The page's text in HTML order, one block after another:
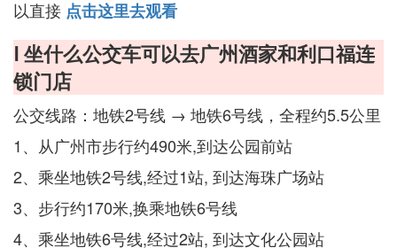
以直接 点击这里去观看
Ⅰ 坐什么公交车可以去广州酒家和利口福连
锁门店
公交线路：地铁2号线 → 地铁6号线，全程约5.5公里
1、从广州市步行约490米,到达公园前站
2、乘坐地铁2号线,经过1站, 到达海珠广场站
3、步行约170米,换乘地铁6号线
4、乘坐地铁6号线,经过2站, 到达文化公园站